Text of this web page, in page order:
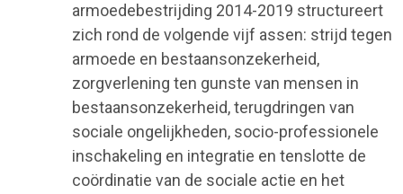
armoedebestrijding 2014-2019 structureert
zich rond de volgende vijf assen: strijd tegen
armoede en bestaansonzekerheid,
zorgverlening ten gunste van mensen in
bestaansonzekerheid, terugdringen van
sociale ongelijkheden, socio-professionele
inschakeling en integratie en tenslotte de
coördinatie van de sociale actie en het